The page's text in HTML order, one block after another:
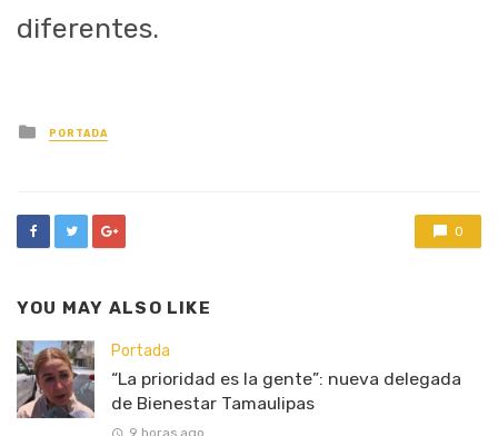
diferentes.
Posted
in
PORTADA
0
YOU MAY ALSO LIKE
Portada
“La prioridad es la gente”: nueva delegada
de Bienestar Tamaulipas